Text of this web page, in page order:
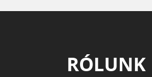
RÓLUNK